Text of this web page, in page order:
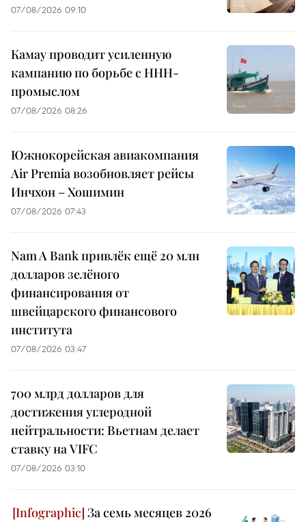
07/08/2026 09:10
Камау проводит усиленную
кампанию по борьбе с ННН-
промыслом
07/08/2026 08:26
Южнокорейская авиакомпания
Air Premia возобновляет рейсы
Инчхон – Хошимин
07/08/2026 07:43
Nam A Bank привлёк ещё 20 млн
долларов зелёного
финансирования от
швейцарского финансового
института
07/08/2026 03:47
700 млрд долларов для
достижения углеродной
нейтральности: Вьетнам делает
ставку на VIFC
07/08/2026 03:10
За семь месяцев 2026